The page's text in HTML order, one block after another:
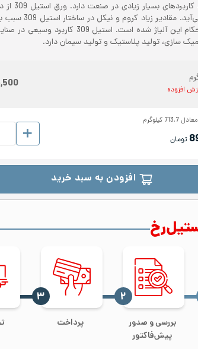
3000
نسوز به شمار می‌آید.
خوردگی و استحکام این آلیاژ شده است. استیل 309
سازی، تولید پلاستیک و تولید سیمان دارد.
افزوده
معادل713.7 کیلوگرم
تومان
افزودن به سبد خرید
بررسی و صدور
پیش‌فاکتور
‍۲
پرداخت
‍۳